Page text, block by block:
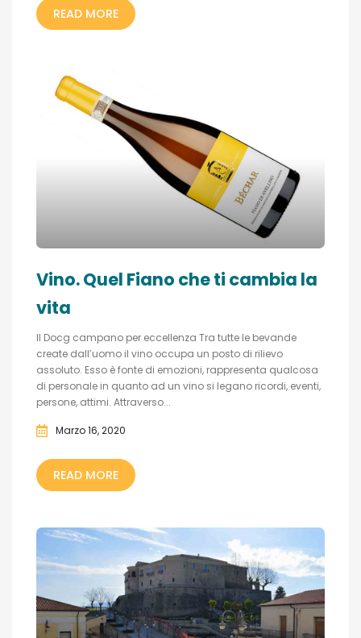
READ MORE
Vino. Quel Fiano che ti cambia la
vita
Il Docg campano per eccellenza Tra tutte le bevande
create dall’uomo il vino occupa un posto di rilievo
assoluto. Esso è fonte di emozioni, rappresenta qualcosa
di personale in quanto ad un vino si legano ricordi, eventi,
persone, attimi. Attraverso...
Marzo 16, 2020
READ MORE